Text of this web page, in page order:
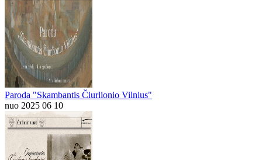
Paroda "Skambantis Čiurlionio Vilnius"
nuo 2025 06 10